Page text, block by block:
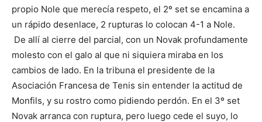
propio Nole que merecía respeto, el 2º set se encamina a
un rápido desenlace, 2 rupturas lo colocan 4-1 a Nole.
De allí al cierre del parcial, con un Novak profundamente
molesto con el galo al que ni siquiera miraba en los
cambios de lado. En la tribuna el presidente de la
Asociación Francesa de Tenis sin entender la actitud de
Monfils, y su rostro como pidiendo perdón. En el 3º set
Novak arranca con ruptura, pero luego cede el suyo, lo